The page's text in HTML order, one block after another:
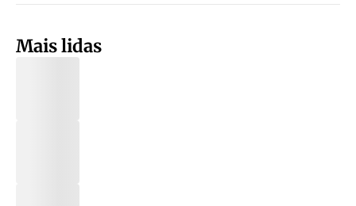
Mais lidas